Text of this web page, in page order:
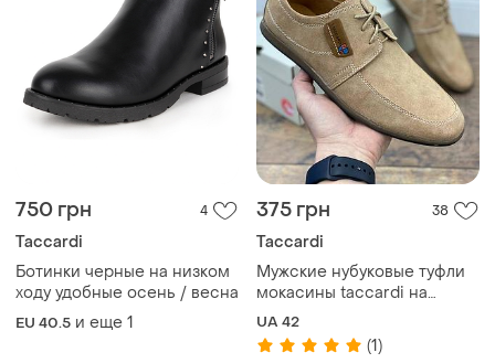
750 грн 4
Taccardi
Ботинки черные на низком
ходу удобные осень / весна
EU 40.5 и еще 1
375 грн 38
Taccardi
Мужские нубуковые туфли
мокасины tacсardi на
шнуровке в бежевом цвете.
UA 42
(1)